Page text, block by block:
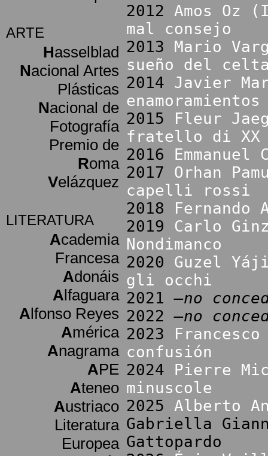
ARTE
Hasselblad
Nacional Artes
Plásticas
Nacional de
Fotografía
Premio de
Roma
Velázquez
LITERATURA
Academia
Francesa
Adonáis
Alfaguara
Alfonso Reyes
América
Anagrama
APE
Ateneo
Austriaco
Literatura
Europea
2012 Amos Oz
mal consejo
2013 Mario
sueño del
2014 Javier
enamoramientos
2015 Fleur
fratello di XX
2016
2017 Orhan
capelli rossi
2018 Fernando
2019 Carlo
Nondimanco
2020 Guzel
gli occhi
2021–no
2022–no
2023
confusión
2024 Pierre
minuscole
2025 Alberto
Gabriella
Gattopardo